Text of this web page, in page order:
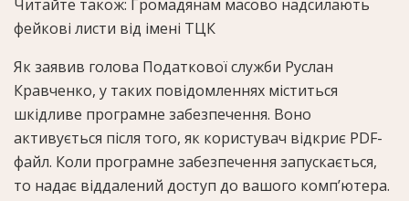
Читайте також: Громадянам масово надсилають
фейкові листи від імені ТЦК
Як заявив голова Податкової служби Руслан
Кравченко, у таких повідомленнях міститься
шкідливе програмне забезпечення. Воно
активується після того, як користувач відкриє PDF-
файл. Коли програмне забезпечення запускається,
то надає віддалений доступ до вашого комп’ютера.